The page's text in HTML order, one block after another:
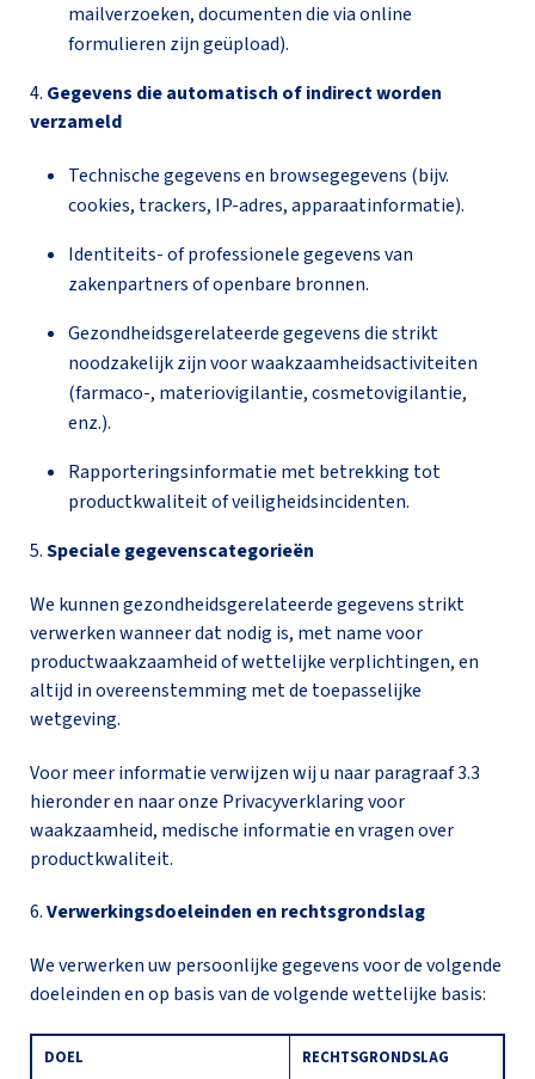
mailverzoeken, documenten die via online
formulieren zijn geüpload).
4. Gegevens die automatisch of indirect worden
verzameld
Technische gegevens en browsegegevens (bijv.
cookies, trackers, IP-adres, apparaatinformatie).
Identiteits- of professionele gegevens van
zakenpartners of openbare bronnen.
Gezondheidsgerelateerde gegevens die strikt
noodzakelijk zijn voor waakzaamheidsactiviteiten
(farmaco-, materiovigilantie, cosmetovigilantie,
enz.).
Rapporteringsinformatie met betrekking tot
productkwaliteit of veiligheidsincidenten.
5.Speciale gegevenscategorieën
We kunnen gezondheidsgerelateerde gegevens strikt
verwerken wanneer dat nodig is, met name voor
productwaakzaamheid of wettelijke verplichtingen, en
altijd in overeenstemming met de toepasselijke
wetgeving.
Voor meer informatie verwijzen wij u naar paragraaf 3.3
hieronder en naar onze Privacyverklaring voor
waakzaamheid, medische informatie en vragen over
productkwaliteit.
6.Verwerkingsdoeleinden en rechtsgrondslag
We verwerken uw persoonlijke gegevens voor de volgende
doeleinden en op basis van de volgende wettelijke basis:
DOEL RECHTSGRONDSLAG